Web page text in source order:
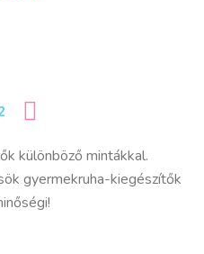
különböző mintákkal.
gyermekruha-kiegészítők